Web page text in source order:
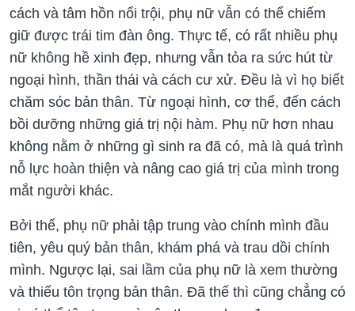
cách và tâm hồn nổi trội, phụ nữ vẫn có thể chiếm
giữ được trái tim đàn ông. Thực tế, có rất nhiều phụ
nữ không hề xinh đẹp, nhưng vẫn tỏa ra sức hút từ
ngoại hình, thần thái và cách cư xử. Đều là vì họ biết
chăm sóc bản thân. Từ ngoại hình, cơ thể, đến cách
bồi dưỡng những giá trị nội hàm. Phụ nữ hơn nhau
không nằm ở những gì sinh ra đã có, mà là quá trình
nỗ lực hoàn thiện và nâng cao giá trị của mình trong
mắt người khác.
Bởi thế, phụ nữ phải tập trung vào chính mình đầu
tiên, yêu quý bản thân, khám phá và trau dồi chính
mình. Ngược lại, sai lầm của phụ nữ là xem thường
và thiếu tôn trọng bản thân. Đã thế thì cũng chẳng có